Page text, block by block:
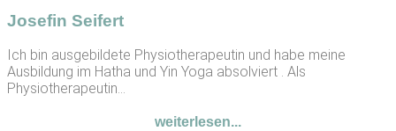
Josefin Seifert
Ich bin ausgebildete Physiotherapeutin und habe meine
Ausbildung im Hatha und Yin Yoga absolviert . Als
Physiotherapeutin...
weiterlesen...